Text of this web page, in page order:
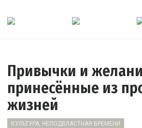
Привычки и
принесённые из
жизней
КУЛЬТУРА, НЕПОДВЛАСТНАЯ ВРЕМЕНИ